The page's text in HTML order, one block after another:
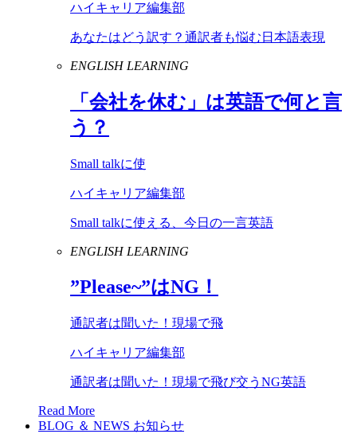
ハイキャリア編集部
あなたはどう訳す？通訳者も悩む日本語表現
ENGLISH LEARNING
「会社を休む」は英語で何と言
う？
Small talkに使
ハイキャリア編集部
Small talkに使える、今日の一言英語
ENGLISH LEARNING
”Please~”はNG ！
通訳者は聞いた！現場で飛
ハイキャリア編集部
通訳者は聞いた！現場で飛び交うNG英語
Read More
BLOG ＆ NEWS お知らせ